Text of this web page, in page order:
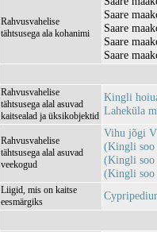
Rahvusvahelise
tähtsusega ala kohanimi
Saare
Saare
Saare
Saare
Rahvusvahelise
tähtsusega alal asuvad
kaitsealad ja üksikobjektid
Kingli
Laheküla
Rahvusvahelise
tähtsusega alal asuvad
veekogud
Vihu jõgi
(Kingli soo
(Kingli soo
(Kingli soo
Liigid, mis on kaitse
eesmärgiks